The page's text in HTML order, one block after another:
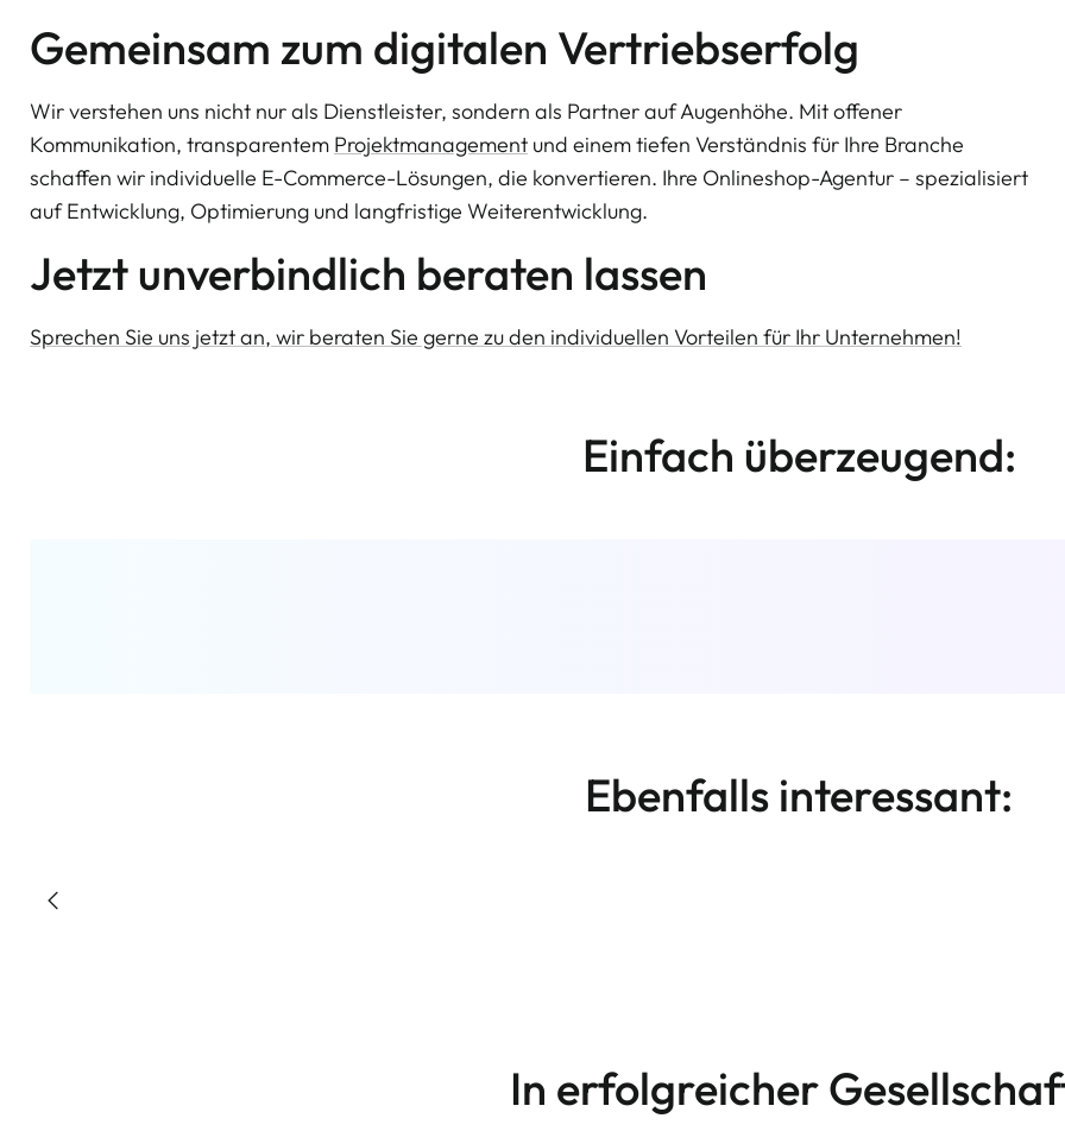
Gemeinsam zum digitalen Vertriebserfolg
Wir verstehen uns nicht nur als Dienstleister, sondern als Partner auf Augenhöhe. Mit offener
Kommunikation, transparentem Projektmanagement und einem tiefen Verständnis für Ihre Branche
schaffen wir individuelle E-Commerce-Lösungen, die konvertieren. Ihre Onlineshop-Agentur – spezialisiert
auf Entwicklung, Optimierung und langfristige Weiterentwicklung.
Jetzt unverbindlich beraten lassen
Sprechen Sie uns jetzt an, wir beraten Sie gerne zu den individuellen Vorteilen für Ihr Unternehmen!
Einfach überzeugend:
Ebenfalls interessant:
In erfolgreicher